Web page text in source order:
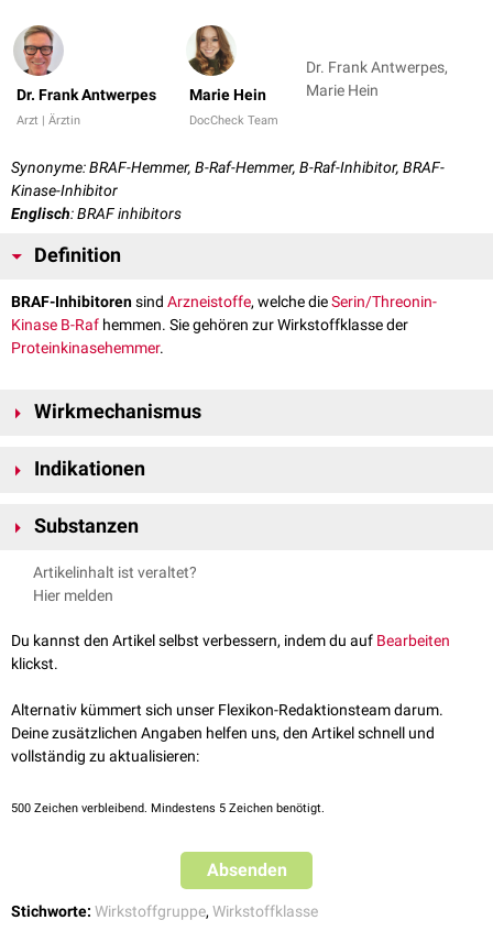
Dr. Frank Antwerpes
Arzt | Ärztin
Marie Hein
DocCheck Team
Dr. Frank Antwerpes,
Marie Hein
Synonyme: BRAF-Hemmer, B-Raf-Hemmer, B-Raf-Inhibitor, BRAF-
Kinase-Inhibitor
Englisch: BRAF inhibitors
Definition
BRAF-Inhibitorensind Arzneistoffe, welche dieSerin/Threonin-
Kinase B-Raf hemmen. Sie gehören zur Wirkstoffklasse der
Proteinkinasehemmer.
Wirkmechanismus
Mutation )konstitutivaktiviert, was dazu führt, dass auf dem
Die Hemmung von B-Raf blockiert den Signalweg und induziert so die
führt.
Indikationen
Melanoms, aber auch bei anderen soliden Tumoren eingesetzt.
Substanzen
Dabrafenib
Encorafenib
Tovorafenib
Vemurafenib
sondern hemmen auch andereProteinkinasen.
Artikelinhalt ist veraltet?
Hier melden
Du kannst den Artikel selbst verbessern, indem du auf Bearbeiten
klickst.
Alternativ kümmert sich unser Flexikon-Redaktionsteam darum.
Deine zusätzlichen Angaben helfen uns, den Artikel schnell und
vollständig zu aktualisieren:
500 Zeichen verbleibend. Mindestens 5 Zeichen benötigt.
Absenden
Stichworte: Wirkstoffgruppe, Wirkstoffklasse